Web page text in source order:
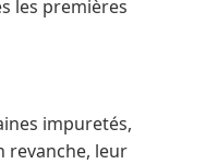
les premières
impuretés,
revanche, leur